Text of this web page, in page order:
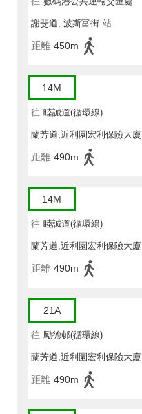
謝斐道, 波斯富街 站
距離 450m
14M
往 睦誠道(循環線)
蘭芳道,近利園宏利保險大廈
距離 490m
14M
往 睦誠道(循環線)
蘭芳道,近利園宏利保險大廈
距離 490m
21A
往 勵德邨(循環線)
蘭芳道,近利園宏利保險大廈
距離 490m